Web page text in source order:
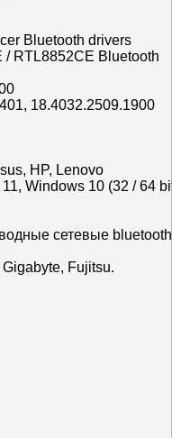
Bluetooth drivers
/ RTL8852CE Bluetooth
18.4032.2509.1900
HP, Lenovo
Windows 10 (32 / 64
сетевые
Fujitsu.